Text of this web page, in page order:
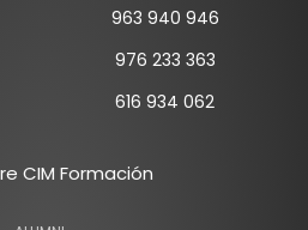
CIM Formación
963 940 946
976 233 363
616 934 062